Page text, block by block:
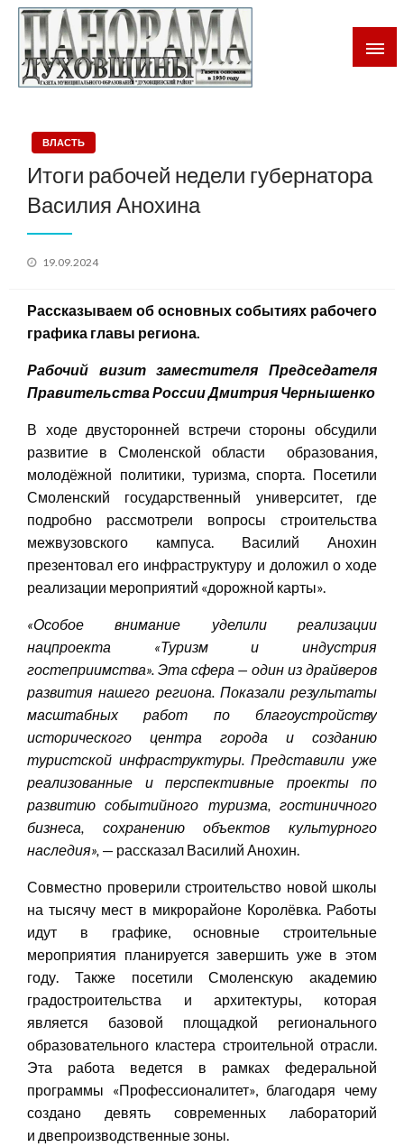
ВЛАСТЬ
Итоги рабочей недели губернатора
Василия Анохина
Posted
19.09.2024
Рассказываем об основных событиях рабочего
графика главы региона.
Рабочий визит заместителя Председателя
Правительства России Дмитрия Чернышенко
В ходе двусторонней встречи стороны обсудили
развитие в Смоленской области образования,
молодёжной политики, туризма, спорта. Посетили
Смоленский государственный университет, где
подробно рассмотрели вопросы строительства
межвузовского кампуса. Василий Анохин
презентовал его инфраструктуру и доложил о ходе
реализации мероприятий «дорожной карты».
«Особое внимание уделили реализации
нацпроекта «Туризм и индустрия
гостеприимства». Эта сфера — один из драйверов
развития нашего региона. Показали результаты
масштабных работ по благоустройству
исторического центра города и созданию
туристской инфраструктуры. Представили уже
реализованные и перспективные проекты по
развитию событийного туризма, гостиничного
бизнеса, сохранению объектов культурного
наследия», — рассказал Василий Анохин.
Совместно проверили строительство новой школы
на тысячу мест в микрорайоне Королёвка. Работы
идут в графике, основные строительные
мероприятия планируется завершить уже в этом
году. Также посетили Смоленскую академию
градостроительства и архитектуры, которая
является базовой площадкой регионального
образовательного кластера строительной отрасли.
Эта работа ведется в рамках федеральной
программы «Профессионалитет», благодаря чему
создано девять современных лабораторий
и двепроизводственные зоны.